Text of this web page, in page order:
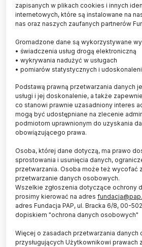
Po zgłoszeniu szeregu
ustawy o utworzeniu Wojskowej
Medycznej został w czwartek
skierowany do Komisji: Obrony
Zdrowia. Projekt zakłada
lipca br., uczelni kształcącej
zapisanych w plikach cookies i innych
internetowych, które są instalowane na
nas oraz naszych zaufanych partnerów
Gromadzone dane są wykorzystywane
• świadczenia usług drogą elektroniczną
• wykrywania nadużyć w usługach
• pomiarów statystycznych i
Podstawą prawną przetwarzania danych
usługi i jej doskonalenie, a także
co stanowi prawnie uzasadniony interes
mogą być udostępniane na zlecenie
podmiotom uprawnionym do uzyskania
obowiązującego prawa.
Osoba, której dane dotyczą, ma prawo
sprostowania i usunięcia danych,
przetwarzania. Osoba może też wycofać
przetwarzanie danych osobowych.
Wszelkie zgłoszenia dotyczące ochrony
prosimy kierować na adres
adres Fundacja PAP, ul. Bracka 6/8, 00-
dopiskiem "ochrona danych osobowych"
Więcej o zasadach przetwarzania danych
przysługujących Użytkownikowi prawach